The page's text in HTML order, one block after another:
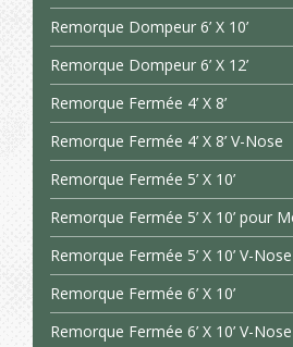
Remorque Dompeur 6’ X 10’
Remorque Dompeur 6’ X 12’
Remorque Fermée 4’ X 8’
Remorque Fermée 4’ X 8’ V-Nose
Remorque Fermée 5’ X 10’
Remorque Fermée 5’ X 10’ pour
Remorque Fermée 5’ X 10’ V-Nose
Remorque Fermée 6’ X 10’
Remorque Fermée 6’ X 10’ V-Nose